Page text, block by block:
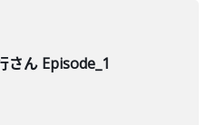
さん Episode_1